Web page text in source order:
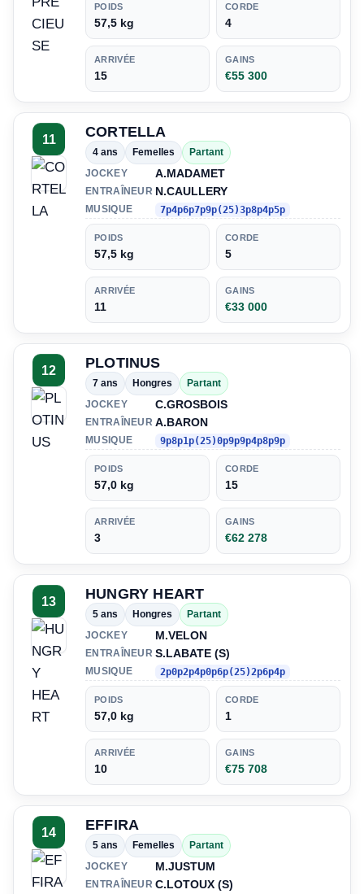
POIDS
57,5 kg
CORDE
4
ARRIVÉE
15
GAINS
€55 300
11 CORTELLA
4 ans Femelles
Partant
JOCKEY
A.MADAMET
ENTRAÎNEUR N.CAULLERY
MUSIQUE 7p4p6p7p9p(25)3p8p4p5p
POIDS
57,5 kg
CORDE
5
ARRIVÉE
11
GAINS
€33 000
12 PLOTINUS
7 ans Hongres
Partant
JOCKEY
C.GROSBOIS
ENTRAÎNEUR A.BARON
MUSIQUE 9p8p1p(25)0p9p9p4p8p9p
POIDS
57,0 kg
CORDE
15
ARRIVÉE
3
GAINS
€62 278
13 HUNGRY HEART
5 ans Hongres
Partant
JOCKEY
M.VELON
ENTRAÎNEUR S.LABATE (S)
MUSIQUE 2p0p2p4p0p6p(25)2p6p4p
POIDS
57,0 kg
CORDE
1
ARRIVÉE
10
GAINS
€75 708
14 EFFIRA
5 ans Femelles
Partant
JOCKEY
M.JUSTUM
ENTRAÎNEUR C.LOTOUX (S)